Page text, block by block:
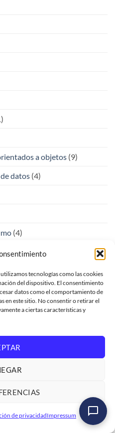
tecnologías como las cookies
del dispositivo. El consentimiento
datos como el comportamiento de
en este sitio. No consentir o retirar el
a ciertas características y
de privacidadImpressum
a objetos (9)
datos (4)
(4)
Avanzado de Datos